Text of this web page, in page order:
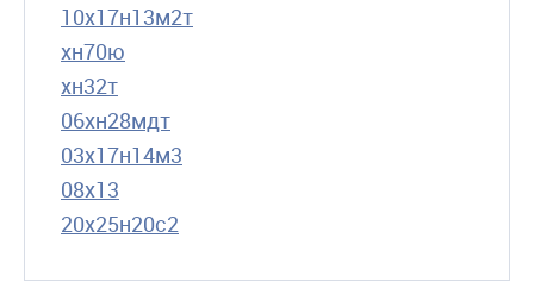
10х17н13м2т
хн70ю
хн32т
06хн28мдт
03х17н14м3
08х13
20х25н20с2